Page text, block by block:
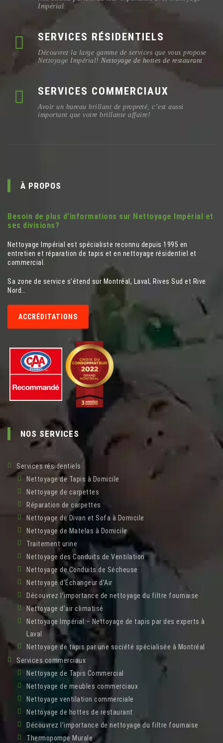
Impérial
SERVICES RÉSIDENTIELS
Découvrez la large gamme de services que vous propose
Nettoyage Impérial! Nettoyage de hottes de restaurant
SERVICES COMMERCIAUX
Avoir un bureau brillant de propreté, c’est aussi
important que votre brillante affaire!
À PROPOS
Besoin de plus d’informations sur Nettoyage Impérial et
ses divisions?
Nettoyage Impérial est spécialiste reconnu depuis 1995 en
entretien et réparation de tapis et en nettoyage résidentiel et
commercial.
Sa zone de service s’étend sur Montréal, Laval, Rives Sud et Rive
Nord…
ACCRÉDITATIONS
NOS SERVICES
Services résidentiels
Nettoyage de Tapis à Domicile
Nettoyage de carpettes
Réparation de carpettes
Nettoyage de Divan et Sofa à Domicile
Nettoyage de Matelas à Domicile
Traitement urine
Nettoyage des Conduits de Ventilation
Nettoyage de Conduits de Sécheuse
Nettoyage d’Échangeur d’Air
Découvrez l’importance de nettoyage du filtre fournaise
Nettoyage d’air climatisé
Nettoyage Impérial – Nettoyage de tapis par des experts à
Laval
Nettoyage de tapis par une société spécialisée à Montréal
Services commerciaux
Nettoyage de Tapis Commercial
Nettoyage de meubles commerciaux
Nettoyage ventilation commerciale
Nettoyage de hottes de restaurant
Découvrez l’importance de nettoyage du filtre fournaise
Thermopompe Murale